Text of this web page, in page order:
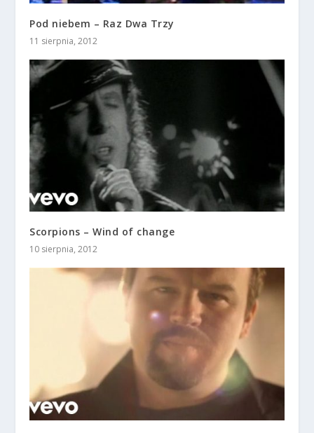
Pod niebem – Raz Dwa Trzy
11 sierpnia, 2012
Scorpions – Wind of change
10 sierpnia, 2012